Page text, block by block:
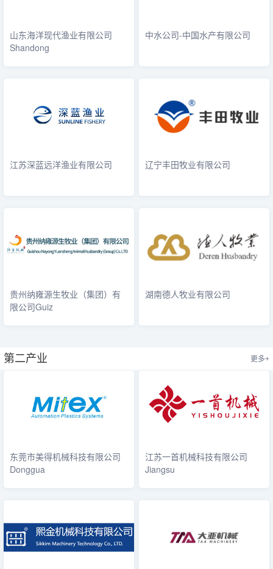
山东海洋现代渔业有限公司
Shandong
中水公司-中国水产有限公司
江苏深蓝远洋渔业有限公司 辽宁丰田牧业有限公司
贵州纳雍源生牧业（集团）有
限公司Guiz
湖南德人牧业有限公司
第二产业 更多+
东莞市美得机械科技有限公司
Donggua
江苏一首机械科技有限公司
Jiangsu